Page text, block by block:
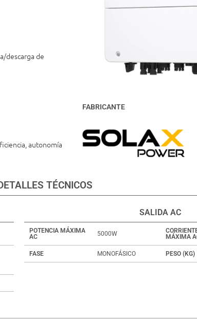
descarga de
autonomía
FABRICANTE
TÉCNICOS
SALIDA AC
POTENCIA MÁXIMA
AC
5000W
MÁXIMA
FASE MONOFÁSICO PESO (KG)